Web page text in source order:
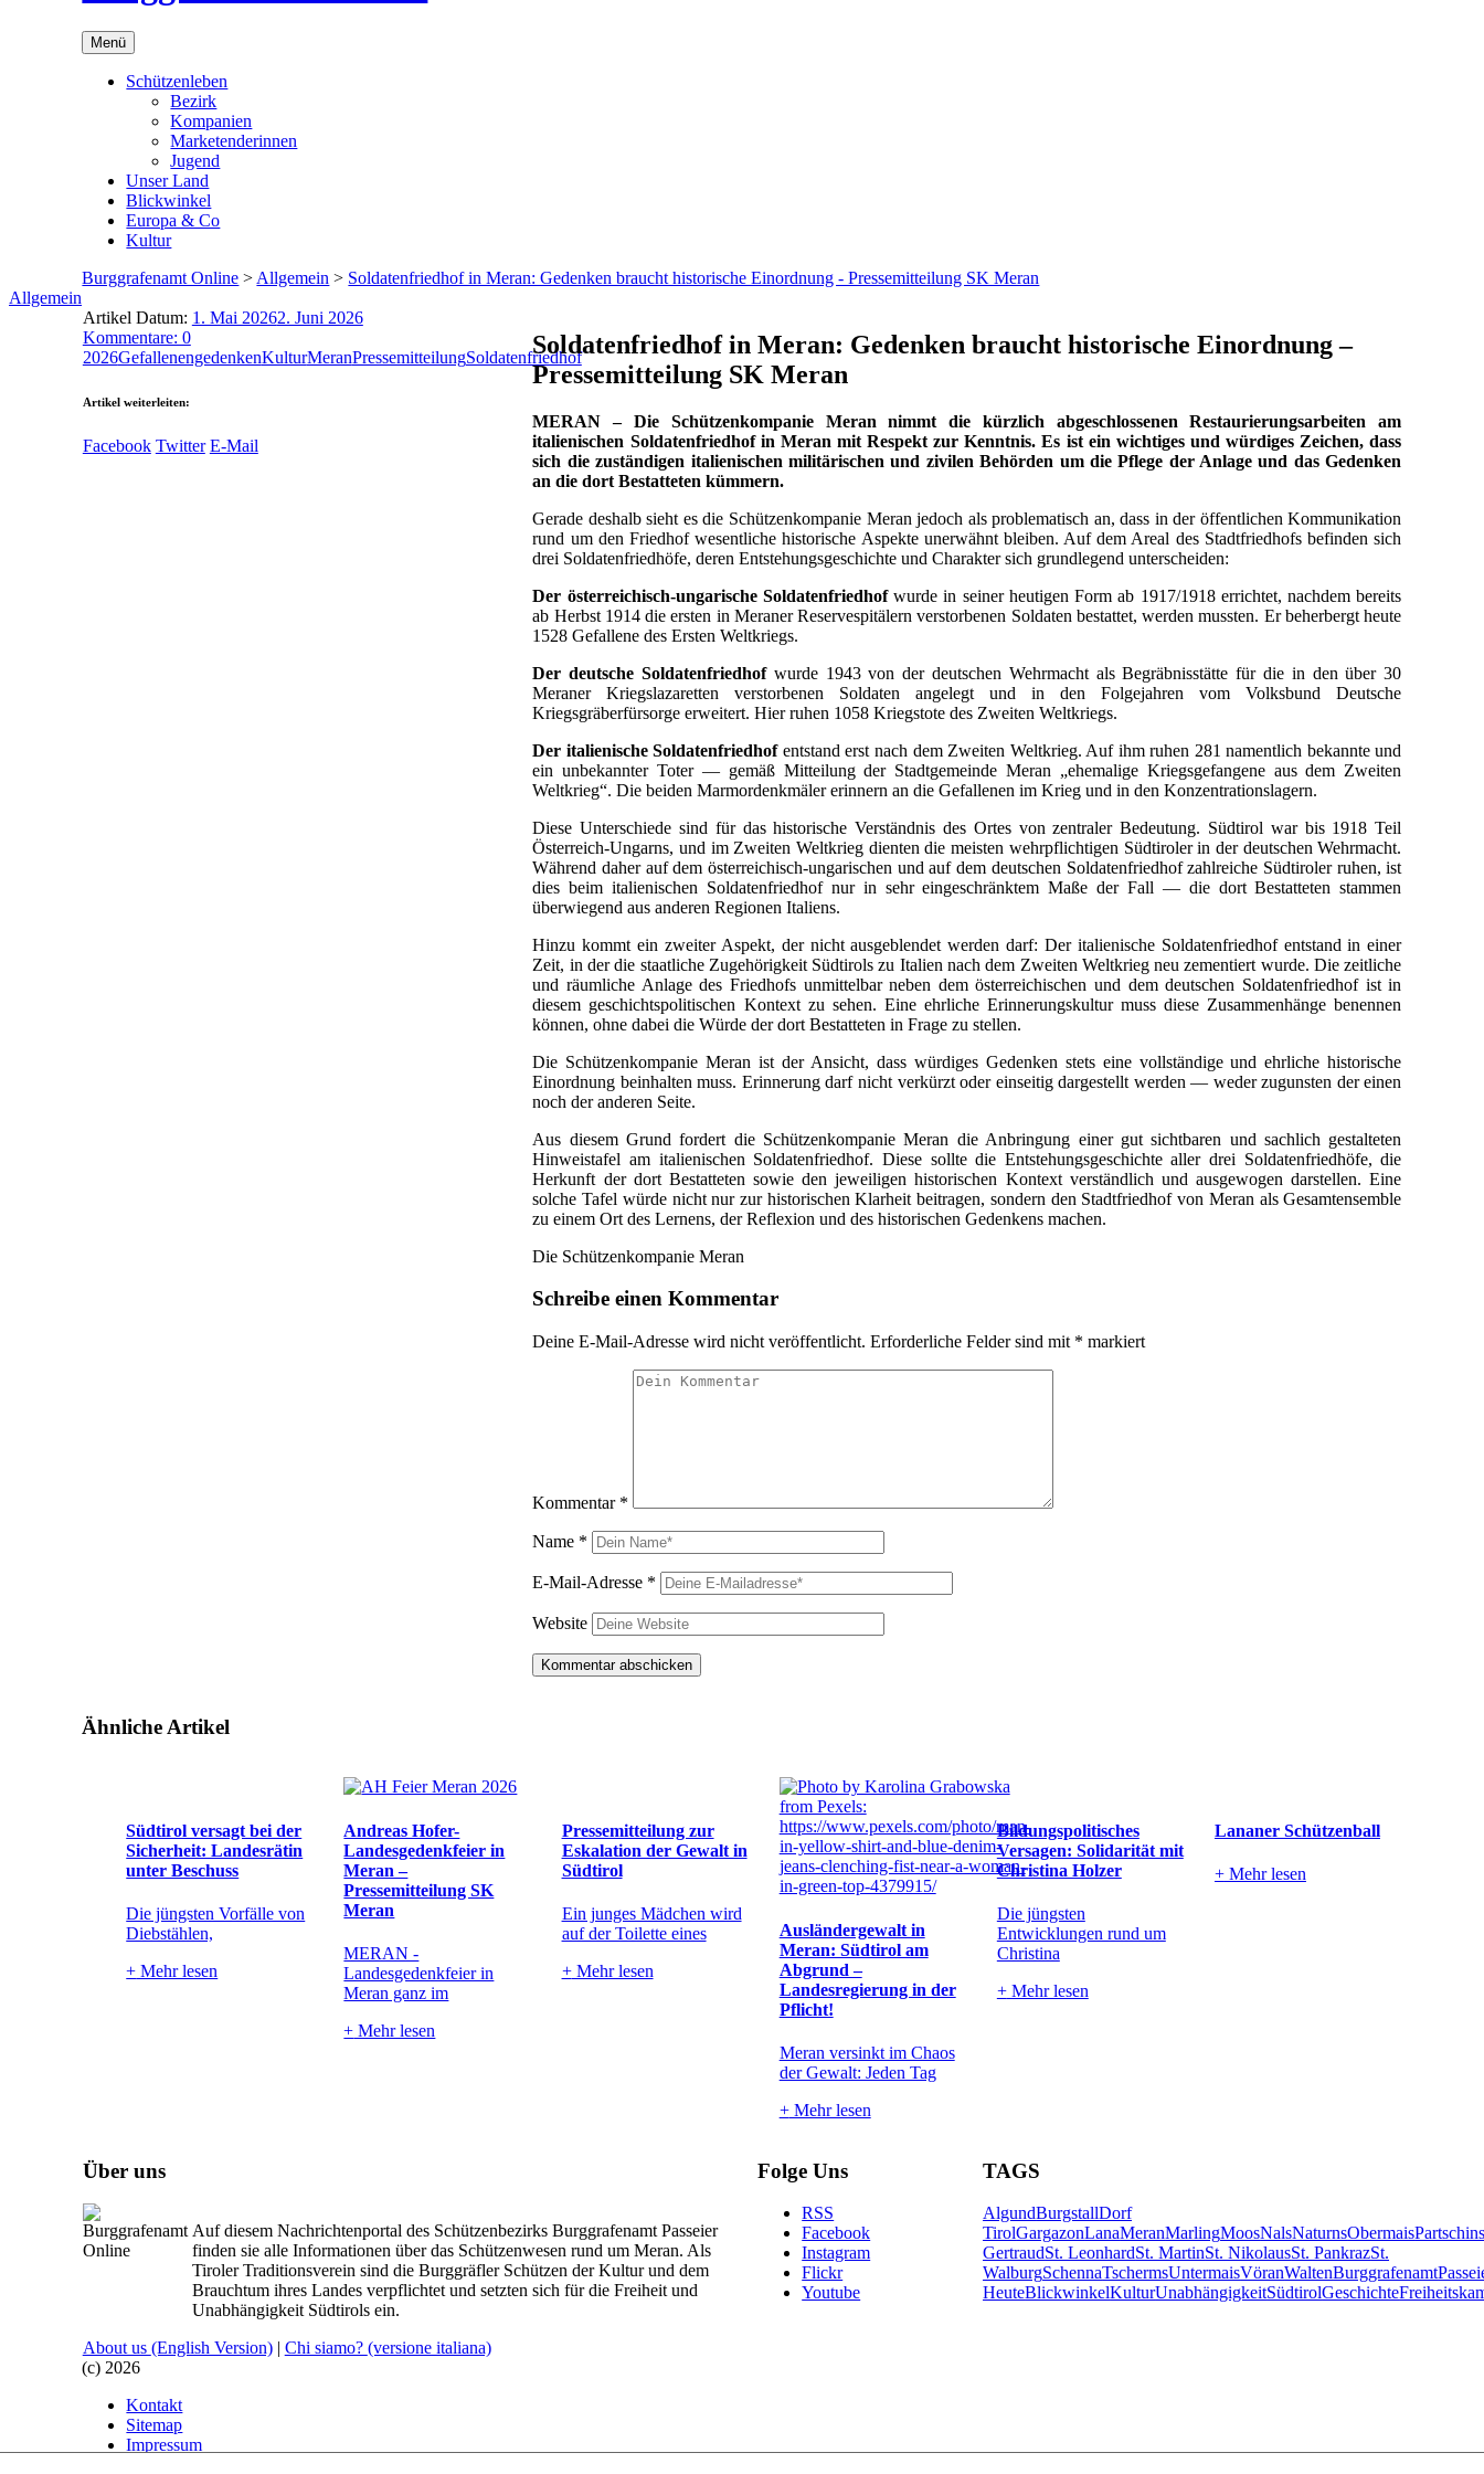
Menü
Schützenleben
Bezirk
Kompanien
Marketenderinnen
Jugend
Unser Land
Blickwinkel
Europa & Co
Kultur
Burggrafenamt Online > Allgemein > Soldatenfriedhof in Meran: Gedenken braucht historische Einordnung - Pressemitteilung SK Meran
Allgemein
Artikel Datum: 1. Mai 20262. Juni 2026
Kommentare: 0
2026GefallenengedenkenKulturMeranPressemitteilungSoldatenfriedhof
Artikel weiterleiten:
Facebook Twitter E-Mail
Soldatenfriedhof in Meran: Gedenken braucht historische Einordnung –
Pressemitteilung SK Meran
MERAN – Die Schützenkompanie Meran nimmt die kürzlich abgeschlossenen Restaurierungsarbeiten am
italienischen Soldatenfriedhof in Meran mit Respekt zur Kenntnis. Es ist ein wichtiges und würdiges Zeichen, dass
sich die zuständigen italienischen militärischen und zivilen Behörden um die Pflege der Anlage und das Gedenken
an die dort Bestatteten kümmern.
Gerade deshalb sieht es die Schützenkompanie Meran jedoch als problematisch an, dass in der öffentlichen Kommunikation
rund um den Friedhof wesentliche historische Aspekte unerwähnt bleiben. Auf dem Areal des Stadtfriedhofs befinden sich
drei Soldatenfriedhöfe, deren Entstehungsgeschichte und Charakter sich grundlegend unterscheiden:
Der österreichisch-ungarische Soldatenfriedhofwurde in seiner heutigen Form ab 1917/1918 errichtet, nachdem bereits
ab Herbst 1914 die ersten in Meraner Reservespitälern verstorbenen Soldaten bestattet, werden mussten. Er beherbergt heute
1528 Gefallene des Ersten Weltkriegs.
Der deutsche Soldatenfriedhofwurde 1943 von der deutschen Wehrmacht als Begräbnisstätte für die in den über 30
Meraner Kriegslazaretten verstorbenen Soldaten angelegt und in den Folgejahren vom Volksbund Deutsche
Kriegsgräberfürsorge erweitert. Hier ruhen 1058 Kriegstote des Zweiten Weltkriegs.
Der italienische Soldatenfriedhofentstand erst nach dem Zweiten Weltkrieg. Auf ihm ruhen 281 namentlich bekannte und
ein unbekannter Toter — gemäß Mitteilung der Stadtgemeinde Meran „ehemalige Kriegsgefangene aus dem Zweiten
Weltkrieg“. Die beiden Marmordenkmäler erinnern an die Gefallenen im Krieg und in den Konzentrationslagern.
Diese Unterschiede sind für das historische Verständnis des Ortes von zentraler Bedeutung. Südtirol war bis 1918 Teil
Österreich-Ungarns, und im Zweiten Weltkrieg dienten die meisten wehrpflichtigen Südtiroler in der deutschen Wehrmacht.
Während daher auf dem österreichisch-ungarischen und auf dem deutschen Soldatenfriedhof zahlreiche Südtiroler ruhen, ist
dies beim italienischen Soldatenfriedhof nur in sehr eingeschränktem Maße der Fall — die dort Bestatteten stammen
überwiegend aus anderen Regionen Italiens.
Hinzu kommt ein zweiter Aspekt, der nicht ausgeblendet werden darf: Der italienische Soldatenfriedhof entstand in einer
Zeit, in der die staatliche Zugehörigkeit Südtirols zu Italien nach dem Zweiten Weltkrieg neu zementiert wurde. Die zeitliche
und räumliche Anlage des Friedhofs unmittelbar neben dem österreichischen und dem deutschen Soldatenfriedhof ist in
diesem geschichtspolitischen Kontext zu sehen. Eine ehrliche Erinnerungskultur muss diese Zusammenhänge benennen
können, ohne dabei die Würde der dort Bestatteten in Frage zu stellen.
Die Schützenkompanie Meran ist der Ansicht, dass würdiges Gedenken stets eine vollständige und ehrliche historische
Einordnung beinhalten muss. Erinnerung darf nicht verkürzt oder einseitig dargestellt werden — weder zugunsten der einen
noch der anderen Seite.
Aus diesem Grund fordert die Schützenkompanie Meran die Anbringung einer gut sichtbaren und sachlich gestalteten
Hinweistafel am italienischen Soldatenfriedhof. Diese sollte die Entstehungsgeschichte aller drei Soldatenfriedhöfe, die
Herkunft der dort Bestatteten sowie den jeweiligen historischen Kontext verständlich und ausgewogen darstellen. Eine
solche Tafel würde nicht nur zur historischen Klarheit beitragen, sondern den Stadtfriedhof von Meran als Gesamtensemble
zu einem Ort des Lernens, der Reflexion und des historischen Gedenkens machen.
Die Schützenkompanie Meran
Schreibe einen Kommentar
Deine E-Mail-Adresse wird nicht veröffentlicht. Erforderliche Felder sind mit * markiert
Kommentar *
Name *
E-Mail-Adresse *
Website
Ähnliche Artikel
Südtirol versagt bei der
Sicherheit: Landesrätin
unter Beschuss
Die jüngsten Vorfälle von
Diebstählen,
+ Mehr lesen
Andreas Hofer-
Landesgedenkfeier in
Meran –
Pressemitteilung SK
Meran
MERAN -
Landesgedenkfeier in
Meran ganz im
+ Mehr lesen
Pressemitteilung zur
Eskalation der Gewalt in
Südtirol
Ein junges Mädchen wird
auf der Toilette eines
+Mehr lesen
Ausländergewalt in
Meran: Südtirol am
Abgrund –
Landesregierung in der
Pflicht!
Meran versinkt im Chaos
der Gewalt: Jeden Tag
+Mehr lesen
Bildungspolitisches
Versagen: Solidarität mit
Christina Holzer
Die jüngsten
Entwicklungen rund um
Christina
+Mehr lesen
Lananer Schützenball
+Mehr lesen
Über uns
Auf diesem Nachrichtenportal des Schützenbezirks Burggrafenamt Passeier
finden sie alle Informationen über das Schützenwesen rund um Meran. Als
Tiroler Traditionsverein sind die Burggräfler Schützen der Kultur und dem
Brauchtum ihres Landes verpflichtet und setzten sich für die Freiheit und
Unabhängigkeit Südtirols ein.
About us (English Version)| Chi siamo? (versione italiana)
Folge Uns
RSS
Facebook
Instagram
Flickr
Youtube
TAGS
AlgundBurgstallDorf
TirolGargazonLanaMeranMarlingMoosNalsNaturnsObermais
GertraudSt. LeonhardSt. MartinSt. NikolausSt. PankrazSt.
WalburgSchennaTschermsUntermaisVöranWaltenBurggrafenamt
HeuteBlickwinkelKulturUnabhängigkeitSüdtirolGeschichte
(c) 2026
Kontakt
Sitemap
Impressum